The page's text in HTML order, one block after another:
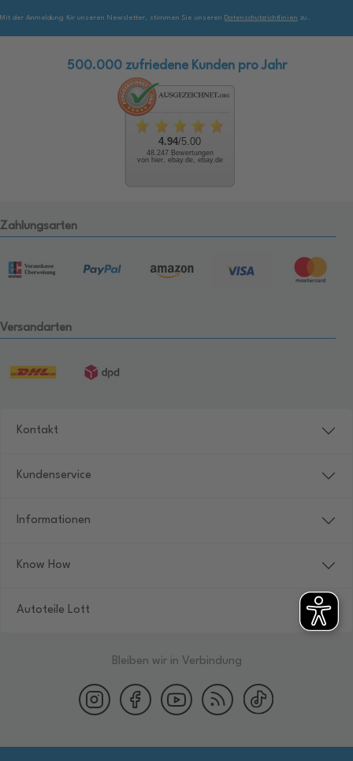
Mit der Anmeldung für unseren Newsletter, stimmen Sie unseren Datenschutzrichtlinien zu.
500.000 zufriedene Kunden pro Jahr
4.94/5.00
48.247 Bewertungen
von hier, ebay.de, ebay.de
Zahlungsarten
Versandarten
Kontakt
Kundenservice
Informationen
Know How
Autoteile Lott
Bleiben wir in Verbindung